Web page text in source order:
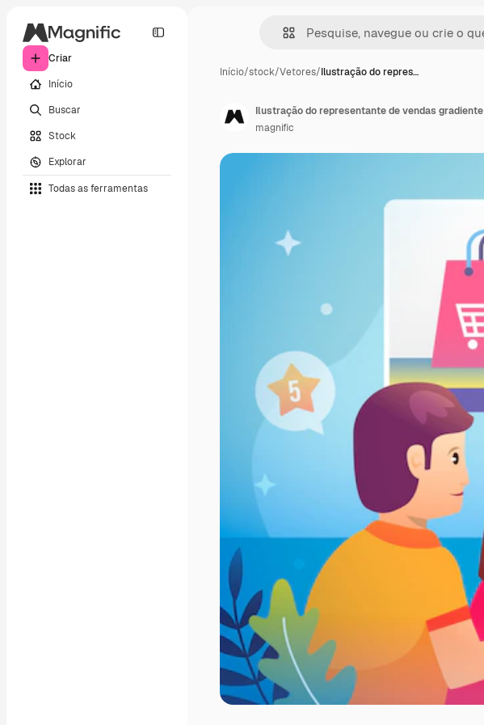
Criar
Início
Buscar
Stock
Explorar
Todas as ferramentas
Início/stock/Vetores/Ilustração do repres…
Ilustração do representante de vendas gradiente
magnific